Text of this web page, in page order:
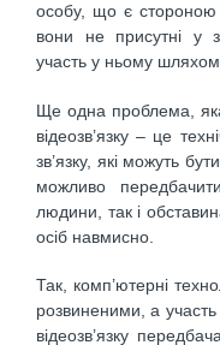
особу, що є стороною
вони не присутні у
участь у ньому шляхом
Ще одна проблема,
відеозв’язку – це
зв’язку, які можуть
можливо
людини, так і
осіб навмисно.
Так, комп’ютерні
розвиненими, а
відеозв’язку